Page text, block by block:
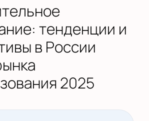
тенденции и
в России
2025